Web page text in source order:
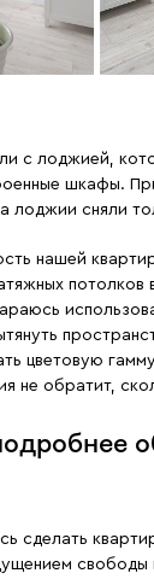
с лоджией,
шкафы.
лоджии сняли
нашей
потолков
цветовую
не обратит,
сделать
свободы